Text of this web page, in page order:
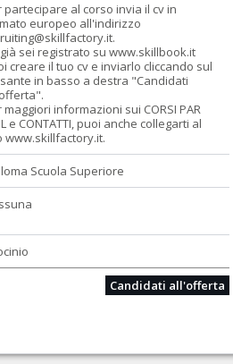
partecipare al corso invia il cv in
europeo all'indirizzo
sei registrato su www.skillbook.it
creare il tuo cv e inviarlo cliccando sul
in basso a destra "Candidati
maggiori informazioni sui CORSI PAR
e CONTATTI, puoi anche collegarti al
www.skillfactory.it.
Scuola Superiore
Candidati all'offerta